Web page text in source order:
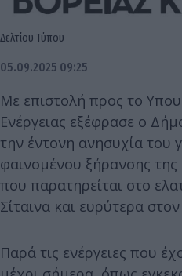
Δελτίου Τύπου
05.09.2025 09:25
Με επιστολή προς το
Ενέργειας εξέφρασε ο
την έντονη ανησυχία του
φαινομένου ξήρανσης
που παρατηρείται στο
Σίταινα και ευρύτερα
Παρά τις ενέργειες που